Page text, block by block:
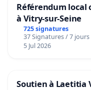
Référendum
à Vitry-sur-Seine
725 signatures
37 Signatures / 7 jours
5 Jul 2026
Soutien à Laetitia